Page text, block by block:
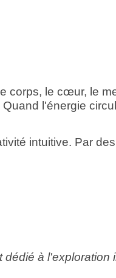
le cœur, le
l'énergie
intuitive. Par
à